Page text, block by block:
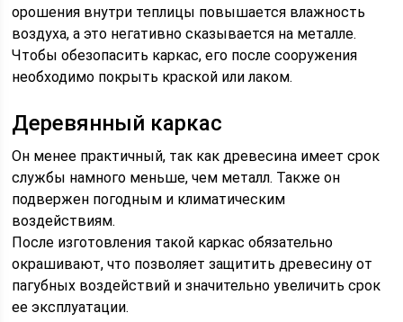
орошения внутри теплицы повышается влажность
воздуха, а это негативно сказывается на металле.
Чтобы обезопасить каркас, его после сооружения
необходимо покрыть краской или лаком.
Деревянный каркас
Он менее практичный, так как древесина имеет срок
службы намного меньше, чем металл. Также он
подвержен погодным и климатическим
воздействиям.
После изготовления такой каркас обязательно
окрашивают, что позволяет защитить древесину от
пагубных воздействий и значительно увеличить срок
ее эксплуатации.